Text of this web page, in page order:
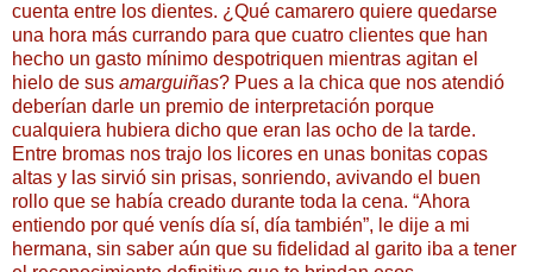
cuenta entre los dientes. ¿Qué camarero quiere quedarse
una hora más currando para que cuatro clientes que han
hecho un gasto mínimo despotriquen mientras agitan el
hielo de sus amarguiñas? Pues a la chica que nos atendió
deberían darle un premio de interpretación porque
cualquiera hubiera dicho que eran las ocho de la tarde.
Entre bromas nos trajo los licores en unas bonitas copas
altas y las sirvió sin prisas, sonriendo, avivando el buen
rollo que se había creado durante toda la cena. “Ahora
entiendo por qué venís día sí, día también”, le dije a mi
hermana, sin saber aún que su fidelidad al garito iba a tener